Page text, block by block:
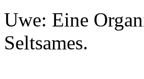
Uwe: Eine
Seltsames.